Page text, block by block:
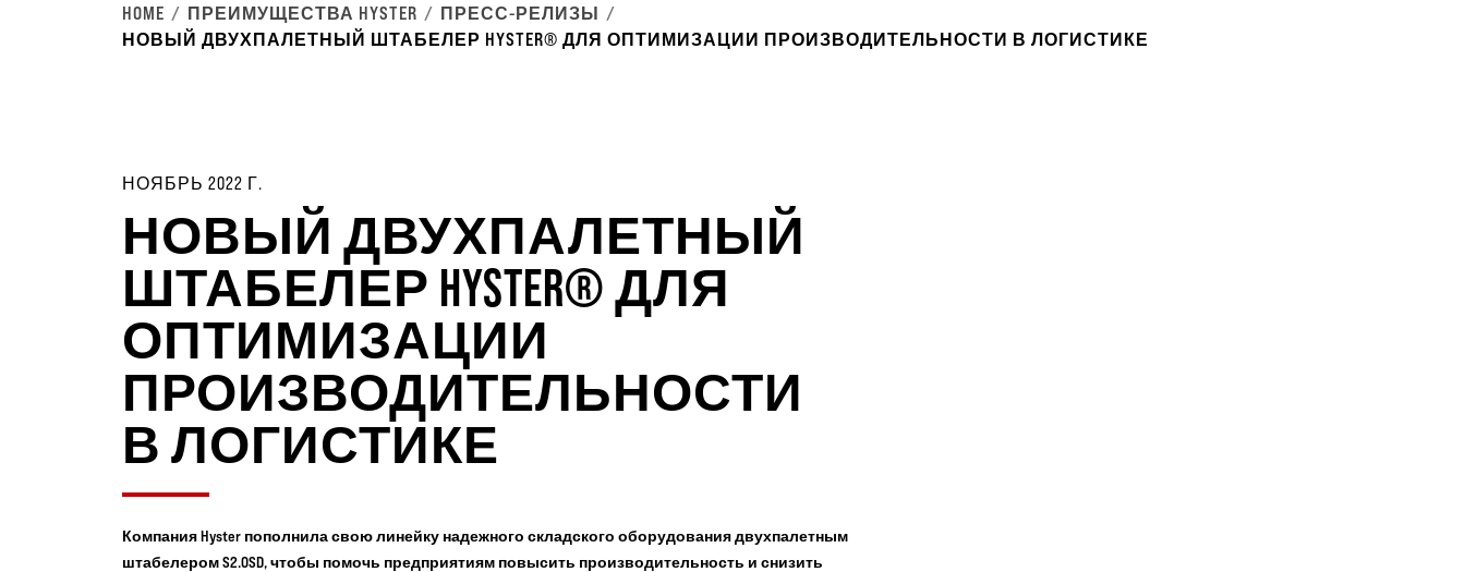
HOME ПРЕИМУЩЕСТВА HYSTER
ПРЕСС-РЕЛИЗЫ
НОВЫЙ ДВУХПАЛЕТНЫЙ ШТАБЕЛЕР HYSTER® ДЛЯ ОПТИМИЗАЦИИ ПРОИЗВОДИТЕЛЬНОСТИ В ЛОГИСТИКЕ
НОЯБРЬ 2022 Г.
НОВЫЙ ДВУХПАЛЕТНЫЙ
ШТАБЕЛЕР HYSTER® ДЛЯ
ОПТИМИЗАЦИИ
ПРОИЗВОДИТЕЛЬНОСТИ
В ЛОГИСТИКЕ
Компания Hyster пополнила свою линейку надежного складского оборудования двухпалетным
штабелером S2.0SD, чтобы помочь предприятиям повысить производительность и снизить